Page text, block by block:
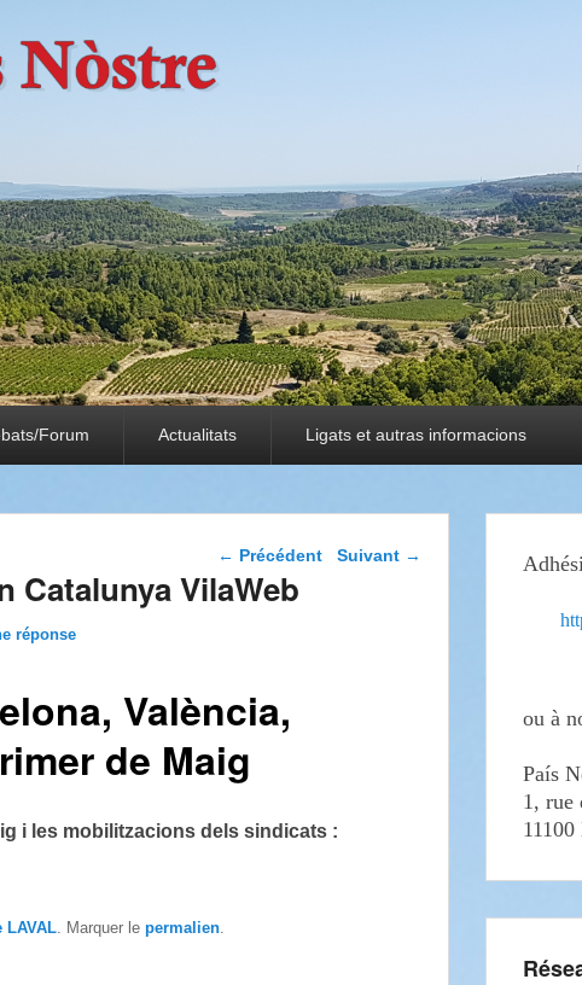
Forum Actualitats Ligats et autras informacions
Navigation dans les
← Précédent Suivant →
Catalunya VilaWeb
réponse
València,
de Maig
i les mobilitzacions dels sindicats :
LAVAL . Marquer le permalien
ou à
País
1, rue